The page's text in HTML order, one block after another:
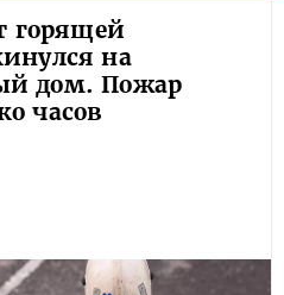
горящей
на
дом. Пожар
часов